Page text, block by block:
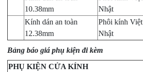
10.38mm
Nhật
Kính dán an toàn
12.38mm
Phôi kính Việt
Nhật
Bảng báo giá phụ kiện đi kèm
PHỤ KIỆN CỬA KÍNH